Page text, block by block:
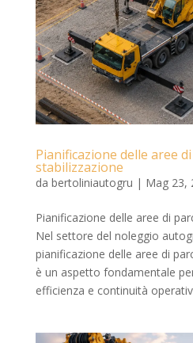
Pianificazione delle aree
stabilizzazione
da bertoliniautogru | Mag 23,
Pianificazione delle aree di
Nel settore del noleggio
pianificazione delle aree di
è un aspetto fondamentale
efficienza e continuità